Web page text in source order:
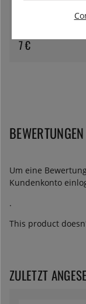
Gastrolöffel /
7 €
BEWERTUNGEN
Um eine
Kundenkonto
.
This product
ZULETZT